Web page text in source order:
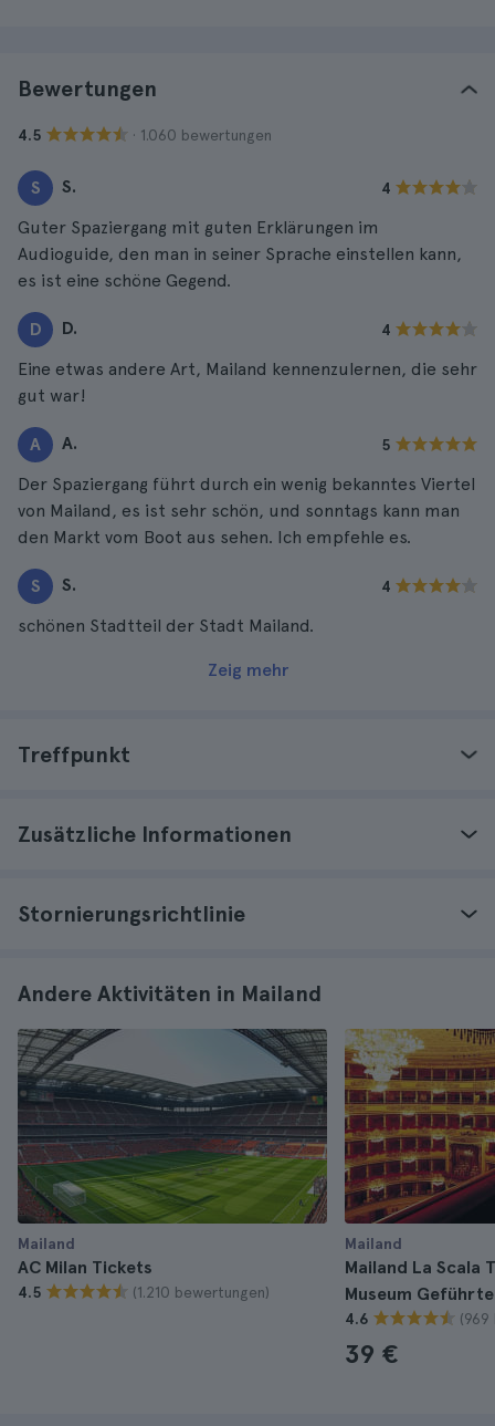
Bewertungen
4.5 · 1.060 bewertungen
S S. 4
Guter Spaziergang mit guten Erklärungen im
Audioguide, den man in seiner Sprache einstellen kann,
es ist eine schöne Gegend.
D D. 4
Eine etwas andere Art, Mailand kennenzulernen, die sehr
gut war!
A A. 5
Der Spaziergang führt durch ein wenig bekanntes Viertel
von Mailand, es ist sehr schön, und sonntags kann man
den Markt vom Boot aus sehen. Ich empfehle es.
S S. 4
schönen Stadtteil der Stadt Mailand.
Zeig mehr
Treffpunkt
Zusätzliche Informationen
Stornierungsrichtlinie
Andere Aktivitäten in Mailand
Mailand
AC Milan Tickets
4.5 (1.210 bewertungen)
Mailand
Mailand La Scala
Museum
4.6 (969
39 €